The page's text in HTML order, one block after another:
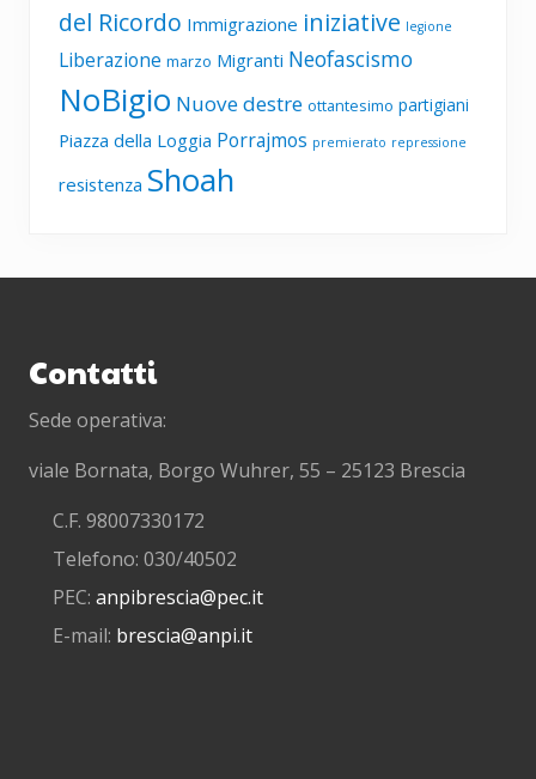
del Ricordo Immigrazione iniziative legione
Liberazione marzo Migranti Neofascismo
NoBigio Nuove destre ottantesimo partigiani
Piazza della Loggia Porrajmos premierato repressione
resistenza Shoah
Contatti
Sede operativa:
viale Bornata, Borgo Wuhrer, 55 – 25123 Brescia
C.F. 98007330172
Telefono: 030/40502
PEC: anpibrescia@pec.it
E-mail: brescia@anpi.it